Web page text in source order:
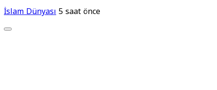
İslam Dünyası5 saat önce